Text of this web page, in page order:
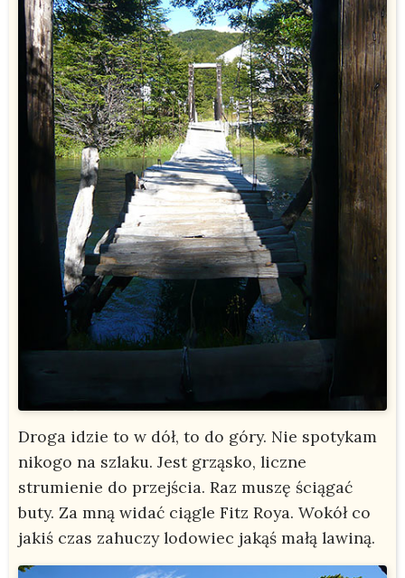
Droga idzie to w dół, to do góry. Nie spotykam
nikogo na szlaku. Jest grząsko, liczne
strumienie do przejścia. Raz muszę ściągać
buty. Za mną widać ciągle Fitz Roya. Wokół co
jakiś czas zahuczy lodowiec jakąś małą lawiną.